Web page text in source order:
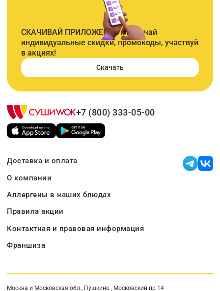
СКАЧИВАЙ ПРИЛОЖЕНИЕ и получай
индивидуальные скидки, промокоды, участвуй
в акциях!
Скачать
+7 (800) 333-05-00
Доставка и оплата
О компании
Аллергены в наших блюдах
Правила акции
Контактная и правовая информация
Франшиза
Москва и Московская обл., Пушкино , Московский пр 14